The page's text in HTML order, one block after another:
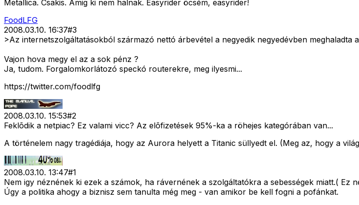
Metallica. Csakis. Amig ki nem halnak. Easyrider öcsém, easyrider!
FoodLFG
2008.03.10. 16:37#3
>Az internetszolgáltatásokból származó nettó árbevétel a negyedik negyedévben
Vajon hova megy el az a sok pénz ?
Ja, tudom. Forgalomkorlátozó speckó routerekre, meg ilyesmi...
https://twitter.com/foodlfg
2008.03.10. 15:53#2
Feklõdik a netpiac? Ez valami vicc? Az elõfizetések 95%-ka a röhejes kategórában van...
A történelem nagy tragédiája, hogy az Aurora helyett a Titanic süllyedt el. (Meg az, hogy a
2008.03.10. 13:47#1
Nem igy néznének ki ezek a számok, ha rávernének a szolgáltatókra a sebességek miatt.( Ez
Úgy a politika ahogy a biznisz sem tanulta még meg - van amikor be kell fogni a pofánkat.